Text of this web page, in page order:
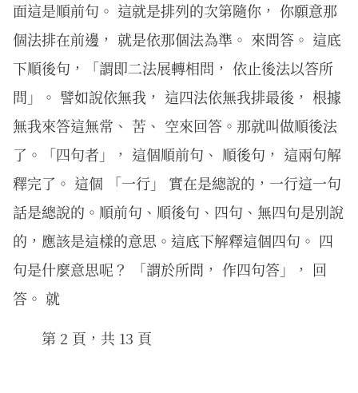
面這是順前句。 這就是排列的次第隨你， 你願意那
個法排在前邊， 就是依那個法為準。 來問答。 這底
下順後句，「謂即二法展轉相問， 依止後法以答所
問」。 譬如說依無我， 這四法依無我排最後， 根據
無我來答這無常、 苦、 空來回答。那就叫做順後法
了。「四句者」， 這個順前句、 順後句， 這兩句解
釋完了。 這個 「一行」 實在是總說的，一行這一句
話是總說的。順前句、順後句、四句、無四句是別說
的，應該是這樣的意思。這底下解釋這個四句。 四
句是什麼意思呢？ 「謂於所問， 作四句答」， 回
答。 就
第 2 頁，共 13 頁